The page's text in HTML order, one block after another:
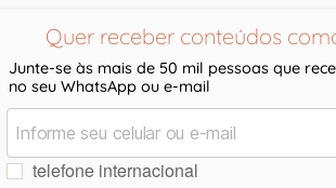
Quer receber conteúdos
Junte-se às mais de 50 mil pessoas que
no seu WhatsApp ou e-mail
telefone internacional